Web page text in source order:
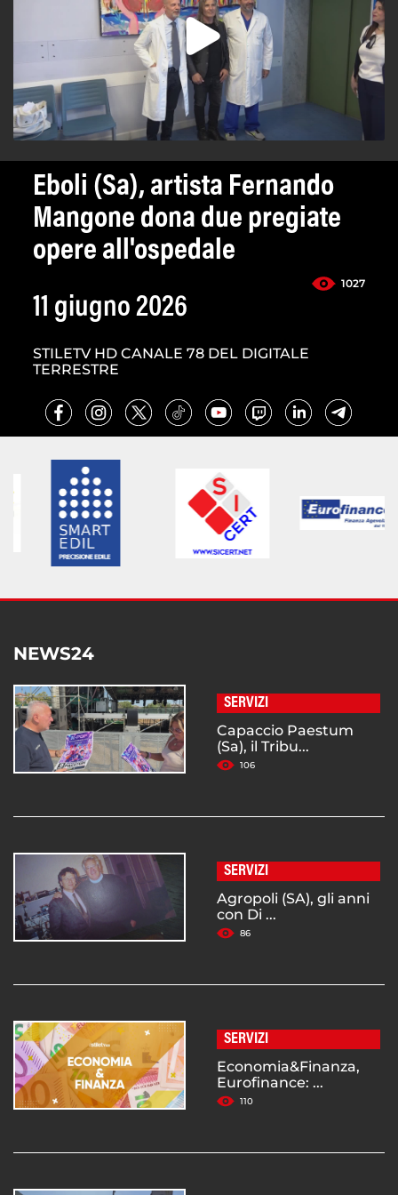
Eboli (Sa), artista Fernando
Mangone dona due pregiate
opere all'ospedale
1027
11 giugno 2026
STILETV HD CANALE 78 DEL DIGITALE
TERRESTRE
NEWS24
SERVIZI
Capaccio Paestum
(Sa), il Tribu...
106
SERVIZI
Agropoli (SA), gli anni
con Di ...
86
SERVIZI
Economia&Finanza,
Eurofinance: ...
110